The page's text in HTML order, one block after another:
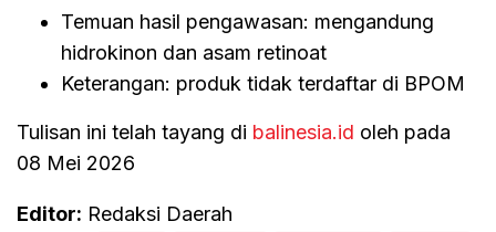
Temuan hasil pengawasan: mengandung
hidrokinon dan asam retinoat
Keterangan: produk tidak terdaftar di BPOM
Tulisan ini telah tayang di balinesia.id oleh pada
08 Mei 2026
Editor: Redaksi Daerah